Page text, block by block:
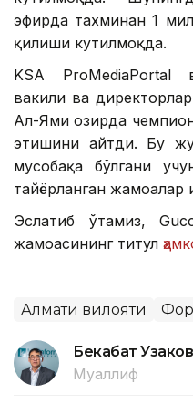
эфирда тахминан 1
қилиши кутилмоқда.
KSA ProMediaPortal
вакили ва
Ал-Ями ҳозирда
этишини айтди. Бу
мусобақа бўлгани
тайёрланган
Эслатиб ўтамиз,
жамоасининг титул
Алмати вилояти
Бекабат Узаков
Муаллиф